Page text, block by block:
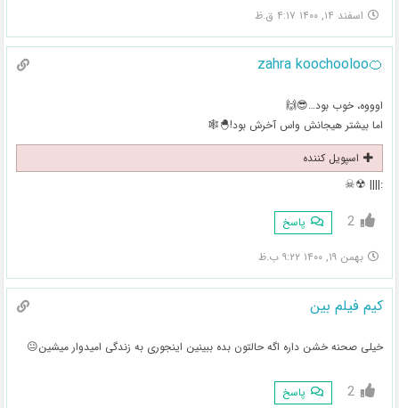
اسفند ۱۴, ۱۴۰۰ ۴:۱۷ ق.ظ
🍊zahra koochooloo
اوووه، خوب بود…😎🙌
اما بیشتر هیجانش واس آخرش بود!🐣🕸
اسپویل کننده
:|||| ☢☠
2 پاسخ
بهمن ۱۹, ۱۴۰۰ ۹:۲۲ ب.ظ
کیم فیلم بین
خیلی صحنه خشن داره اگه حالتون بده ببینین اینجوری به زندگی امیدوار میشین😐
2 پاسخ